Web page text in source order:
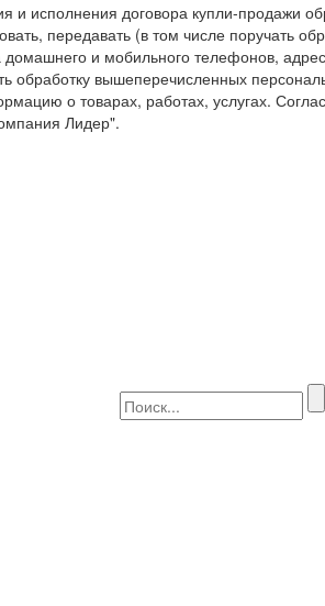
договора купли-продажи
передавать (в том числе поручать
и мобильного телефонов,
обработку вышеперечисленных
о товарах, работах, услугах.
Лидер".